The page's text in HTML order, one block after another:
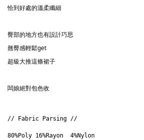
恰到好處的溫柔纖細
臀部的地方也有設計巧思
翹臀感輕鬆get
超級大推這條裙子
闆娘絕對包色收
// Fabric Parsing //
80%Poly 16%Rayon  4%Nylon